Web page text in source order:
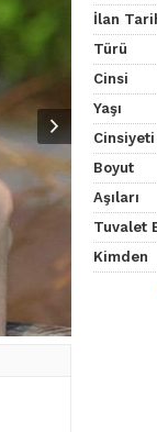
İlan
Türü
Cinsi
Yaşı
Cinsiyeti
Boyut
Aşıları
Tuvalet
Kimden